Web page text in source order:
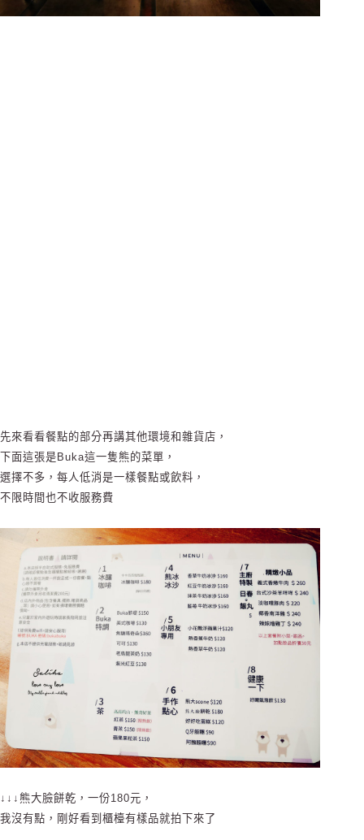
先來看看餐點的部分再講其他環境和雜貨店，
下面這張是Buka這一隻熊的菜單，
選擇不多，每人低消是一樣餐點或飲料，
不限時間也不收服務費
↓↓↓熊大臉餅乾，一份180元，
我沒有點，剛好看到櫃檯有樣品就拍下來了